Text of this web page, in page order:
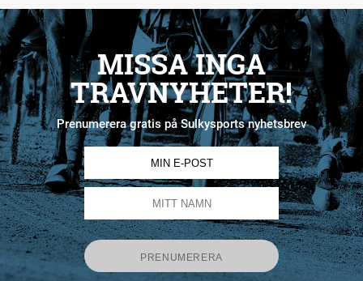
MISSA INGA
TRAVNYHETER!
Prenumerera gratis på Sulkysports nyhetsbrev